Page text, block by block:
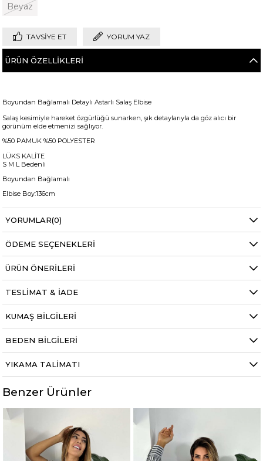
Beyaz
TAVSIYE ET YORUM YAZ
ÜRÜN ÖZELLIKLERI
Boyundan Bağlamalı Detaylı Astarlı Salaş Elbise
Salaş kesimiyle hareket özgürlüğü sunarken, şık detaylarıyla da göz alıcı bir
görünüm elde etmenizi sağlıyor.
%50 PAMUK %50 POLYESTER
LÜKS KALİTE
S M L Bedenli
Boyundan Bağlamalı
Elbise Boy:136cm
+
Manken ölçüleri ise;
Mankenimiz S beden giymiştir
Göğüs 88 cm
Bel 64 cm
Kalça 90 cm
Kilo 52 kg dir.
Boy
Kumaş Tipi Belirtilmemiş
Kalıp Comfort
YORUMLAR(0)
ÖDEME SEÇENEKLERI
ÜRÜN ÖNERILERI
TESLIMAT & İADE
KUMAŞ BILGILERI
BEDEN BILGILERI
YIKAMA TALIMATI
Benzer Ürünler